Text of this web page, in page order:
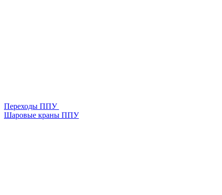
Переходы ППУ
Шаровые краны ППУ